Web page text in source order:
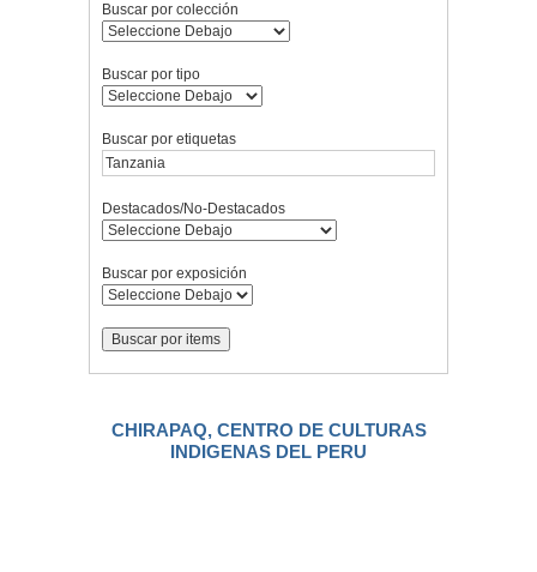
Buscar por colección
Buscar por tipo
Buscar por etiquetas
Destacados/No-Destacados
Buscar por exposición
CHIRAPAQ, CENTRO DE CULTURAS
INDIGENAS DEL PERU